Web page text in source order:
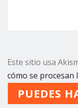
Este sitio usa
cómo se procesan
PUEDES